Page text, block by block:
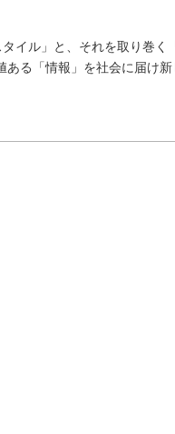
イル」と、それを取り巻く
ある「情報」を社会に届け新